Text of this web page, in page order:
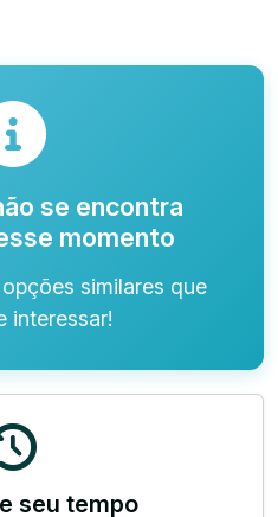
se encontra
momento
similares que
interessar!
seu tempo